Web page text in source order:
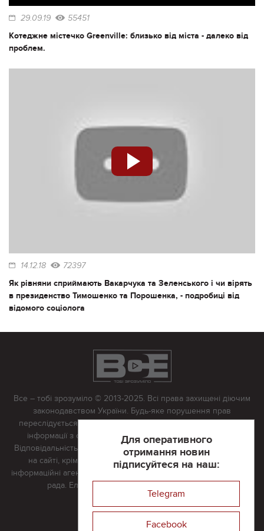
29.09.19 55451
Котеджне містечко Greenville: близько від міста - далеко від
проблем.
14.12.18 72397
Як рівняни сприймають Вакарчука та Зеленського і чи вірять
в президенство Тимошенко та Порошенка, - подробиці від
відомого соціолога
Для оперативного
отримання новин
підписуйтеся на наш:
Telegram
Facebook
Все – тобі зрозуміло © 2013-2025. Всі права захищені діючим
законодавством України. Будь-яке порушення прав
переслідується в судовому порядку. Будь-яке відтворення
інформації з сайту тільки з письмово дозволу редакції.
Відповідальність за достовірність усіх матеріалів, розміщених
на сайті, крім матеріалів, які містять посилання на інші
інформаційні агентства або інтернет-видання, несе редакційна
рада. Електронна пошта:
Реклама на сайті